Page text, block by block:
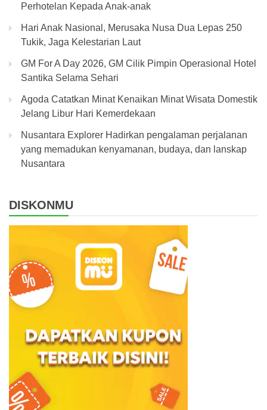
Perhotelan Kepada Anak-anak
Hari Anak Nasional, Merusaka Nusa Dua Lepas 250
Tukik, Jaga Kelestarian Laut
GM For A Day 2026, GM Cilik Pimpin Operasional Hotel
Santika Selama Sehari
Agoda Catatkan Minat Kenaikan Minat Wisata Domestik
Jelang Libur Hari Kemerdekaan
Nusantara Explorer Hadirkan pengalaman perjalanan
yang memadukan kenyamanan, budaya, dan lanskap
Nusantara
DISKONMU